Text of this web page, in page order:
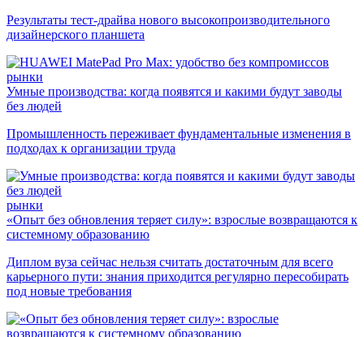
Результаты тест-драйва нового высокопроизводительного
дизайнерского планшета
рынки
Умные производства: когда появятся и какими будут заводы
без людей
Промышленность переживает фундаментальные изменения в
подходах к организации труда
рынки
«Опыт без обновления теряет силу»: взрослые возвращаются к
системному образованию
Диплом вуза сейчас нельзя считать достаточным для всего
карьерного пути: знания приходится регулярно пересобирать
под новые требования